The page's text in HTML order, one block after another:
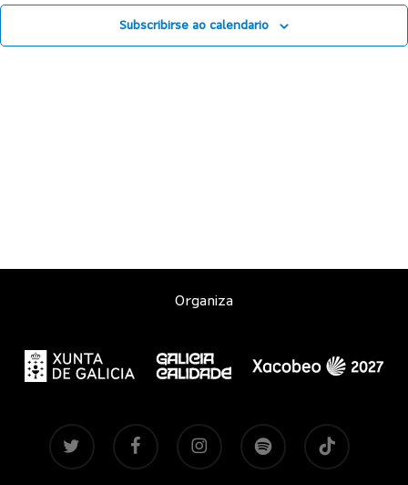
Subscribirse ao calendario
Organiza
twitter facebook instagram spotify tiktok